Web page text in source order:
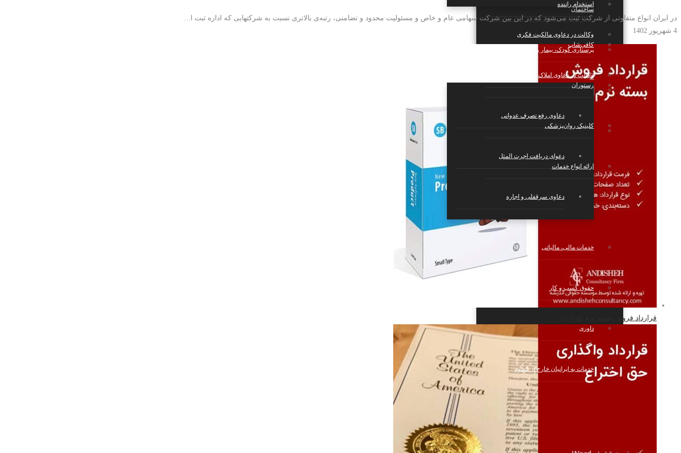
ساختمان
پرستاری کودک، بیمار و سالمند
بازی و سرگرمی
استارتاپ‌ها، شرکت‌های تکنولوژی و دانش
وکالت در دعاوی مالکیت فکری
وکالت در دعاوی املاک
دعاوی رفع تصرف عدوانی
دعوای دریافت اجرت المثل
دعاوی سرقفلی و اجاره
خدمات مالی، مالیاتی
حقوق کسب و کار
داوری
خدمات به ایرانیان خارج از کشور
استخدام راننده
کافی‌شاپ
رستوران
کلینیک روان‌پزشکی
ارائه انواع خدمات
در ایران انواع متفاوتی از شرکت ثبت می‌شود که در این بین شرکت سهامی عام و خاص و مسئولیت محدود و تضامنی، رتبه‎‌ی بالاتری نسبت به شرکتهایی که اداره ثبت ا...
4 شهریور 1402
قرارداد فروش بسته نرم افزاری